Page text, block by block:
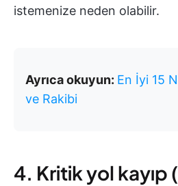
istemenize neden olabilir.
Ayrıca okuyun: En İyi 15
ve Rakibi
4. Kritik yol kayıp